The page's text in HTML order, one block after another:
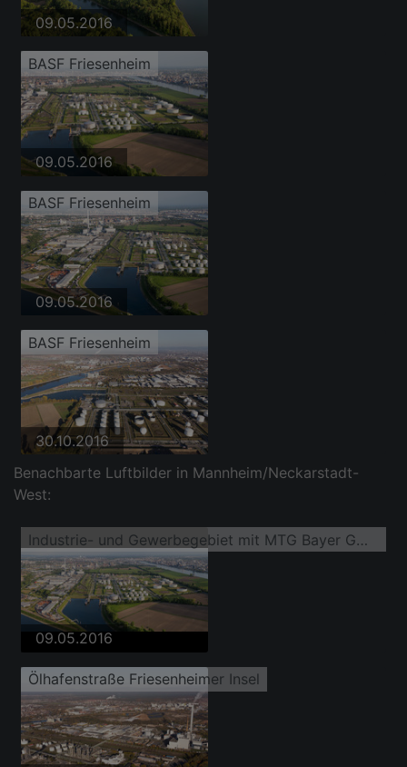
09.05.2016
BASF Friesenheim
09.05.2016
BASF Friesenheim
09.05.2016
BASF Friesenheim
30.10.2016
Benachbarte Luftbilder in Mannheim/Neckarstadt-
West:
Industrie- und Gewerbegebiet mit MTG Bayer GmbH auf der Friesenheimer Insel im Ortsteil Industriehafen
09.05.2016
Ölhafenstraße Friesenheimer Insel